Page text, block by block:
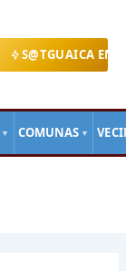
S@TGUAICA EN
▼ COMUNAS ▼